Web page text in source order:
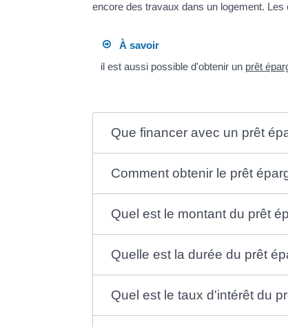
encore des travaux dans un logement.
À savoir
il est aussi possible d'obtenir un prêt
Que financer avec un prêt
Comment obtenir le prêt
Quel est le montant du prêt
Quelle est la durée du prêt
Quel est le taux d'intérêt du